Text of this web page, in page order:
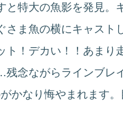
と特大の魚影を発見。
ま魚の横にキャスト
ト！デカい！！あまり
念ながらラインブレ
かなり悔やまれます